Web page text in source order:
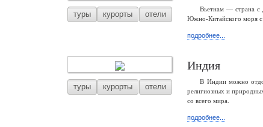
туры курорты отели
Вьетнам — страна с
Южно-Китайского моря
подробнее...
туры курорты отели
Индия
В Индии можно
религиозных и
со всего мира.
подробнее...